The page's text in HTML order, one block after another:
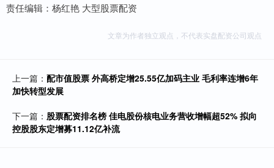
责任编辑：杨红艳 大型股票配资
文章为作者独立观点，不代表实盘配资公司观点
上一篇： 配市值股票 外高桥定增25.55亿加码主业 毛利率连增6年
加快转型发展
下一篇： 股票配资排名榜 佳电股份核电业务营收增幅超52% 拟向
控股股东定增募11.12亿补流